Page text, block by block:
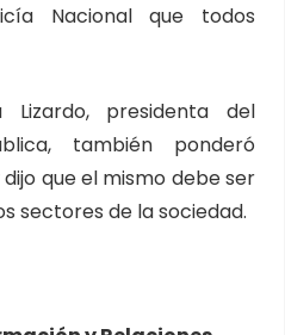
Nacional que todos
Lizardo, presidenta del
también ponderó
que el mismo debe ser
sectores de la sociedad.